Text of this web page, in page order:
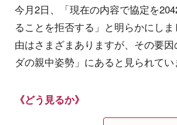
今月2日、「現在の内容で協定を
ることを拒否する」と明らかにし
由はさまざまありますが、その要
ダの親中姿勢」にあると見られてい
《どう見るか》